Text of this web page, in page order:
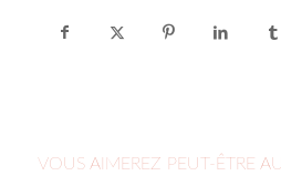
VOUS AIMEREZ PEUT-ÊTRE